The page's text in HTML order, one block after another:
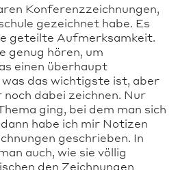
Konferenzzeichnungen,
gezeichnet habe. Es
geteilte Aufmerksamkeit.
genug hören, um
einen überhaupt
das wichtigste ist, aber
noch dabei zeichnen. Nur
ging, bei dem man sich
habe ich mir Notizen
geschrieben. In
auch, wie sie völlig
den Zeichnungen